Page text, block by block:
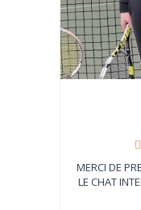
MERCI DE
LE CHAT